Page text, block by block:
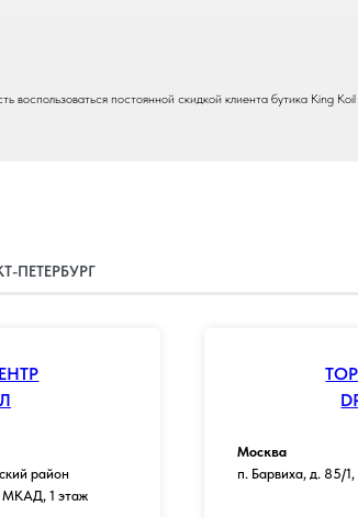
постоянной скидкой клиента бутика King
ПЕТЕРБУРГ
район
МКАД, 1 этаж
Москва
п. Барвиха, д. 85/